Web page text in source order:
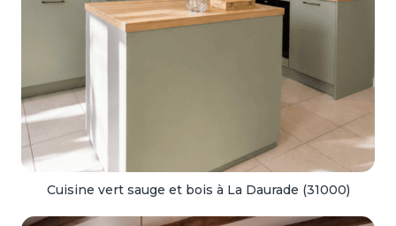
Cuisine vert sauge et bois à La Daurade (31000)